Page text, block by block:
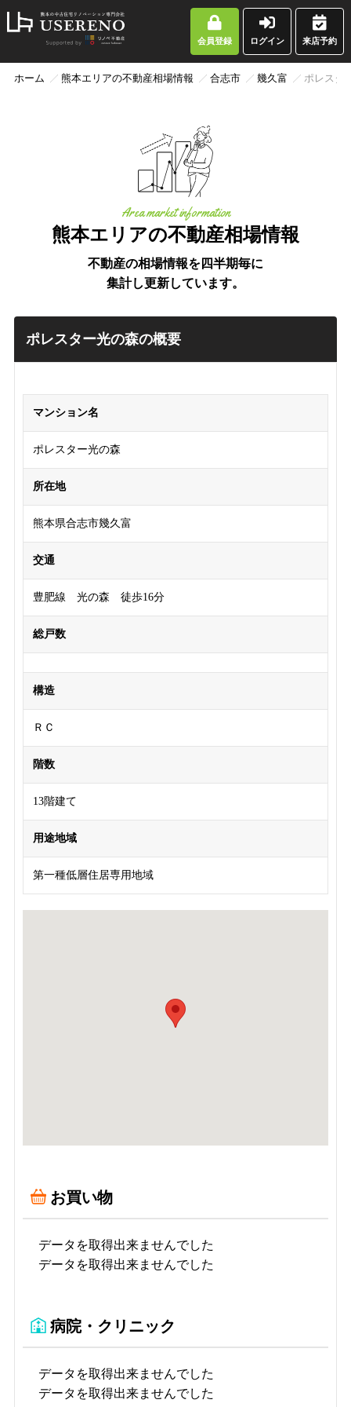
会員登録 ログイン 来店予約
ホーム 熊本エリアの不動産相場情報 合志市 幾久富 ポレスタ
熊本エリアの不動産相場情報
Area market information
不動産の相場情報を四半期毎に
集計し更新しています。
ポレスター光の森の概要
マンション名
ポレスター光の森
所在地
熊本県合志市幾久富
交通
豊肥線 光の森 徒歩16分
総戸数
構造
ＲＣ
階数
13階建て
用途地域
第一種低層住居専用地域
お買い物
データを取得出来ませんでした
データを取得出来ませんでした
病院・クリニック
データを取得出来ませんでした
データを取得出来ませんでした